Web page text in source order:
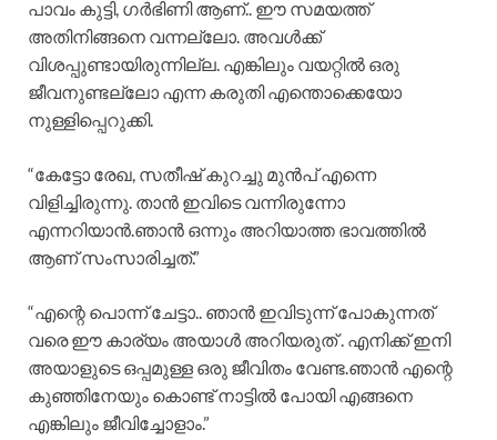
പാവം കുട്ടി, ഗർഭിണി ആണ്.. ഈ സമയത്ത്
അതിനിങ്ങനെ വന്നല്ലോ. അവൾക്ക്
വിശപ്പുണ്ടായിരുന്നില്ല. എങ്കിലും വയറ്റിൽ ഒരു
ജീവനുണ്ടല്ലോ എന്ന കരുതി എന്തൊക്കെയോ
നുള്ളിപ്പെറുക്കി.
“കേട്ടോ രേഖ, സതീഷ് കുറച്ചു മുൻപ് എന്നെ
വിളിച്ചിരുന്നു. താൻ ഇവിടെ വന്നിരുന്നോ
എന്നറിയാൻ.ഞാൻ ഒന്നും അറിയാത്ത ഭാവത്തിൽ
ആണ് സംസാരിച്ചത്.”
“എന്റെ പൊന്ന് ചേട്ടാ.. ഞാൻ ഇവിടുന്ന് പോകുന്നത്
വരെ ഈ കാര്യം അയാൾ അറിയരുത് . എനിക്ക് ഇനി
അയാളുടെ ഒപ്പമുള്ള ഒരു ജീവിതം വേണ്ട.ഞാൻ എന്റെ
കുഞ്ഞിനേയും കൊണ്ട് നാട്ടിൽ പോയി എങ്ങനെ
എങ്കിലും ജീവിച്ചോളാം.”